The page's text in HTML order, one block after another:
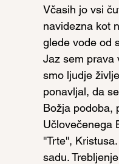
Včasih jo vsi
navidezna kot
glede vode od
Jaz sem prava
smo ljudje
ponavljal, da
Božja podoba,
Učlovečenega
''Trte'',
sadu.